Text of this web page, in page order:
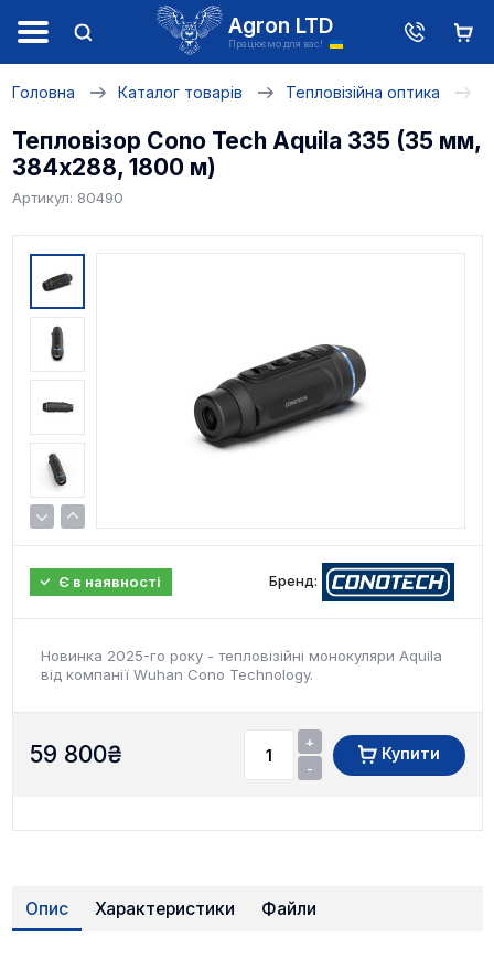
Agron LTD
Працюємо для вас!
Головна Каталог товарів Тепловізійна оптика
Тепловізор Cono Tech Aquila 335 (35 мм,
384х288, 1800 м)
Артикул: 80490
Є в наявності Бренд:
Новинка 2025-го року - тепловізійні монокуляри Aquila
від компанії Wuhan Cono Technology.
59 800₴
+
-
Купити
Опис Характеристики Файли